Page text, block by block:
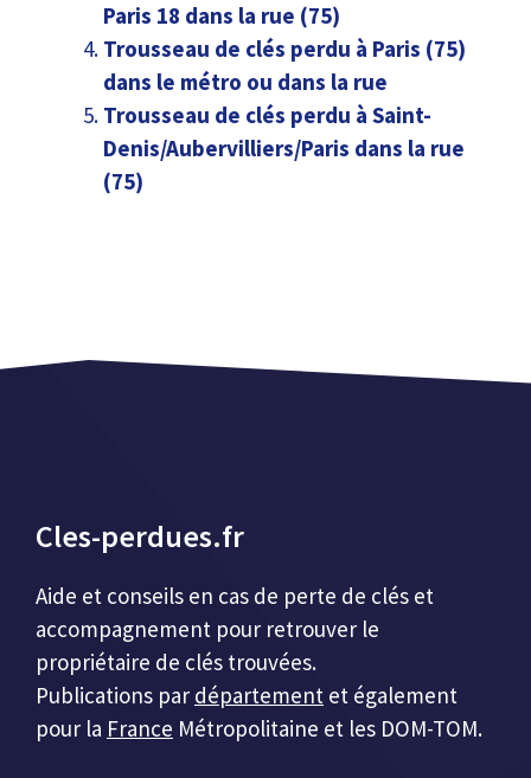
Paris 18 dans la rue (75)
Trousseau de clés perdu à Paris (75)
dans le métro ou dans la rue
Trousseau de clés perdu à Saint-
Denis/Aubervilliers/Paris dans la rue
(75)
Cles-perdues.fr
Aide et conseils en cas de perte de clés et
accompagnement pour retrouver le
propriétaire de clés trouvées.
Publications par département et également
pour la France Métropolitaine et les DOM-TOM.